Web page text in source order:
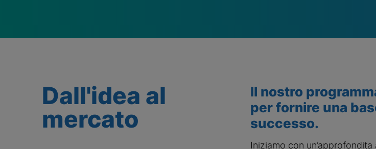
Dall'idea al
mercato
Il nostro
per fornire una
successo.
Iniziamo con